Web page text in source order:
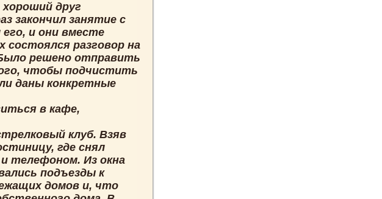
друг
закончил занятие с
и они вместе
состоялся разговор на
решено отправить
чтобы подчистить
даны конкретные
в кафе,
клуб. Взяв
где снял
телефоном. Из окна
подъезды к
домов и, что